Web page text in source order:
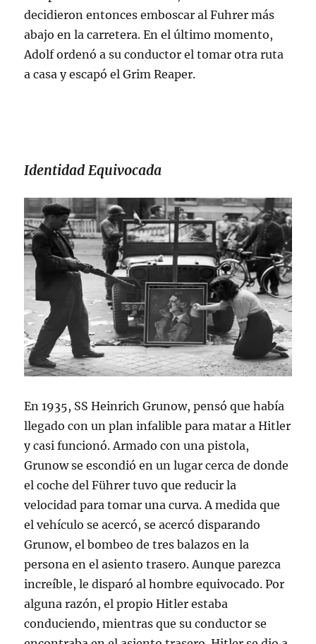
decidieron entonces emboscar al Fuhrer más
abajo en la carretera. En el último momento,
Adolf ordenó a su conductor el tomar otra ruta
a casa y escapó el Grim Reaper.
Identidad Equivocada
En 1935, SS Heinrich Grunow, pensó que había
llegado con un plan infalible para matar a Hitler
y casi funcionó. Armado con una pistola,
Grunow se escondió en un lugar cerca de donde
el coche del Führer tuvo que reducir la
velocidad para tomar una curva. A medida que
el vehículo se acercó, se acercó disparando
Grunow, el bombeo de tres balazos en la
persona en el asiento trasero. Aunque parezca
increíble, le disparó al hombre equivocado. Por
alguna razón, el propio Hitler estaba
conduciendo, mientras que su conductor se